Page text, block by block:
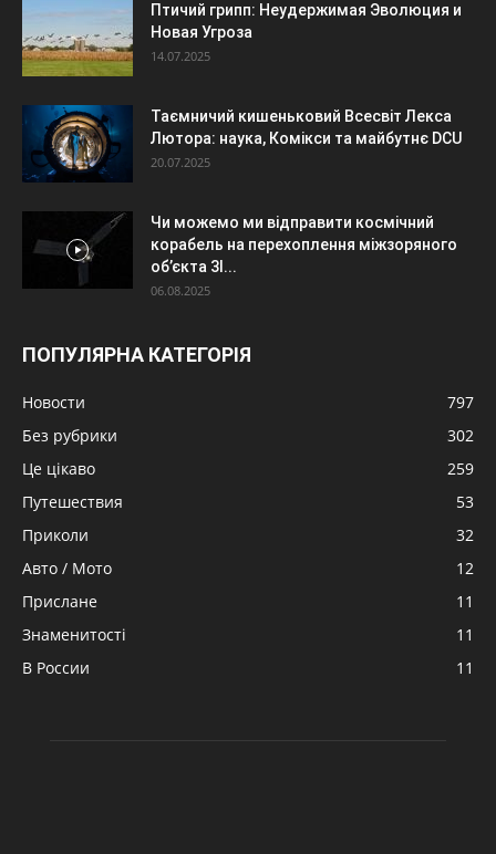
Птичий грипп: Неудержимая Эволюция и
Новая Угроза
14.07.2025
Таємничий кишеньковий Всесвіт Лекса
Лютора: наука, Комікси та майбутнє DCU
20.07.2025
Чи можемо ми відправити космічний
корабель на перехоплення міжзоряного
об’єкта 3I...
06.08.2025
ПОПУЛЯРНА КАТЕГОРІЯ
Новости
797
Без рубрики
302
Це цікаво
259
Путешествия
53
Приколи
32
Авто / Мото
12
Прислане
11
Знаменитості
11
В России
11